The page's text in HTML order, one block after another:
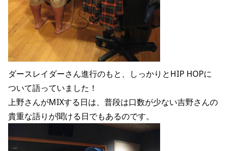
ダースレイダーさん進行のもと、しっかりとHIP HOPに
ついて語っていました！
上野さんがMIXする日は、普段は口数が少ない吉野さんの
貴重な語りが聞ける日でもあるのです。